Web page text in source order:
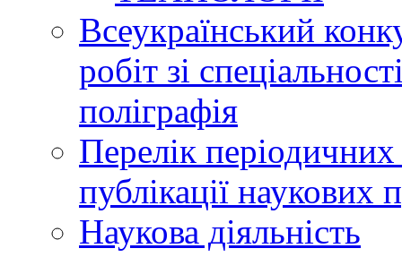
Всеукраїнський
робіт зі
поліграфія
Перелік
публікації наукових
Наукова діяльність